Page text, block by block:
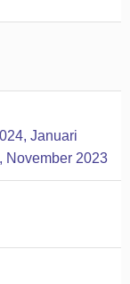
Januari
November 2023